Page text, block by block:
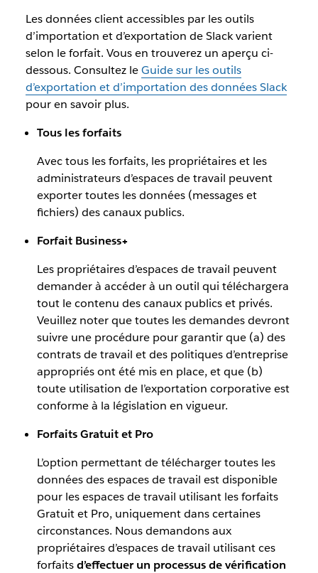
Les données client accessibles par les outils
d’importation et d’exportation de Slack varient
selon le forfait. Vous en trouverez un aperçu ci-
dessous. Consultez leGuide sur les outils
d’exportation et d’importation des données Slack
pour en savoir plus.
Tous les forfaits
Avec tous les forfaits, les propriétaires et les
administrateurs d’espaces de travail peuvent
exporter toutes les données (messages et
fichiers) des canaux publics.
Forfait Business+
Les propriétaires d’espaces de travail peuvent
demander à accéder à un outil qui téléchargera
tout le contenu des canaux publics et privés.
Veuillez noter que toutes les demandes devront
suivre une procédure pour garantir que (a) des
contrats de travail et des politiques d’entreprise
appropriés ont été mis en place, et que (b)
toute utilisation de l’exportation corporative est
conforme à la législation en vigueur.
Forfaits Gratuit et Pro
L’option permettant de télécharger toutes les
données des espaces de travail est disponible
pour les espaces de travail utilisant les forfaits
Gratuit et Pro, uniquement dans certaines
circonstances. Nous demandons aux
propriétaires d’espaces de travail utilisant ces
forfaitsd’effectuer un processus de vérification